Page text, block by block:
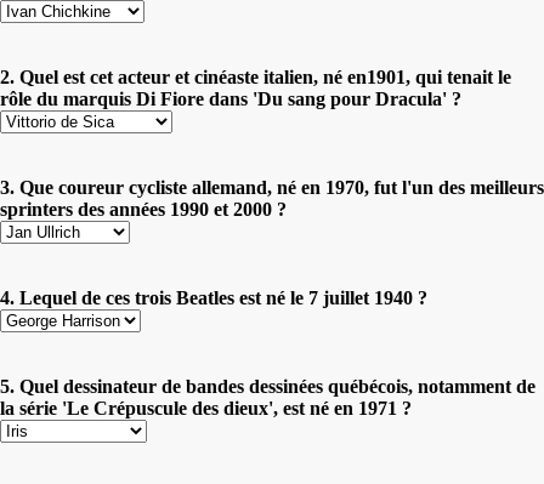
2. Quel est cet acteur et cinéaste italien, né en1901, qui tenait le
rôle du marquis Di Fiore dans 'Du sang pour Dracula' ?
3. Que coureur cycliste allemand, né en 1970, fut l'un des meilleurs
sprinters des années 1990 et 2000 ?
4. Lequel de ces trois Beatles est né le 7 juillet 1940 ?
5. Quel dessinateur de bandes dessinées québécois, notamment de
la série 'Le Crépuscule des dieux', est né en 1971 ?